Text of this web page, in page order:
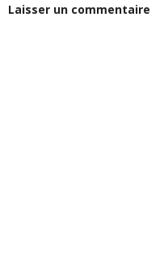
Laisser un commentaire